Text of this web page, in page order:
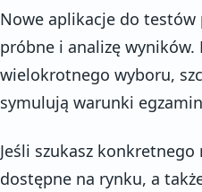
Nowe aplikacje do testów
próbne i analizę
wielokrotnego wyboru,
symulują warunki
Jeśli szukasz
dostępne na rynku, a